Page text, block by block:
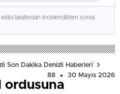
ekibi tarafından incelendikten sonra
Son Dakika Denizli Haberleri
88
30 Mayıs 2026
ordusuna